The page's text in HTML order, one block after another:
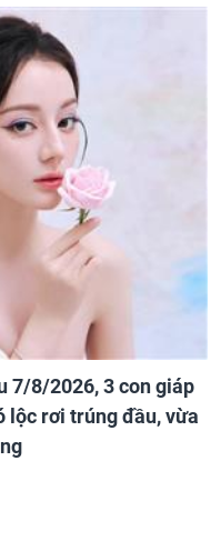
7/8/2026, 3 con giáp
lộc rơi trúng đầu, vừa